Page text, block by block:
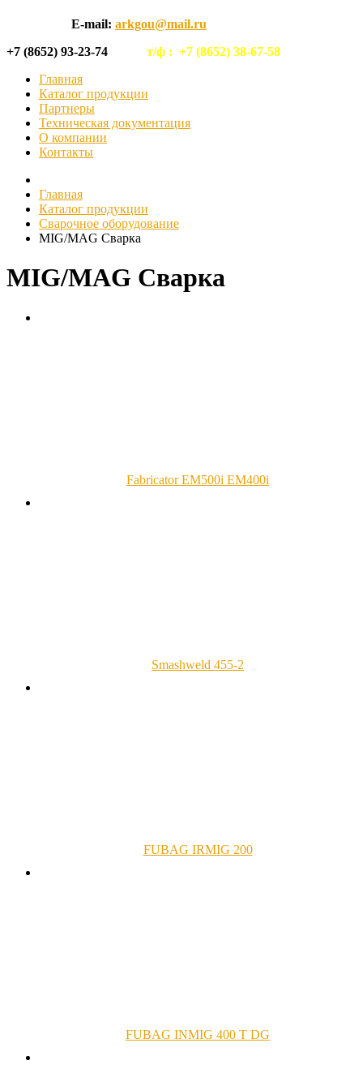
E-mail: arkgou@mail.ru
+7 (8652) 93-23-74 т/ф : +7 (8652) 38-67-58
Главная
Каталог продукции
Партнеры
Техническая документация
О компании
Контакты
Главная
Каталог продукции
Сварочное оборудование
MIG/MAG Сварка
MIG/MAG Сварка
Fabricator EM500i EM400i
Smashweld 455-2
FUBAG IRMIG 200
FUBAG INMIG 400 T DG